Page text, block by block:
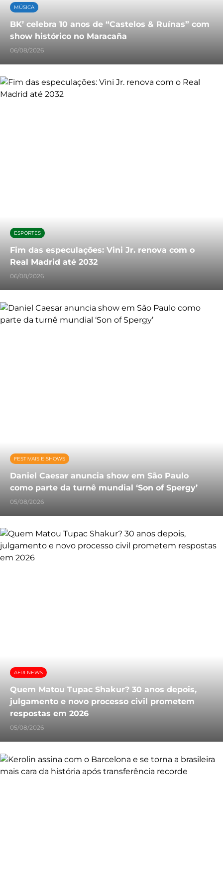
MÚSICA
BK’ celebra 10 anos de “Castelos & Ruínas” com
show histórico no Maracaña
06/08/2026
ESPORTES
Fim das especulações: Vini Jr. renova com o
Real Madrid até 2032
06/08/2026
FESTIVAIS E SHOWS
Daniel Caesar anuncia show em São Paulo
como parte da turnê mundial ‘Son of Spergy’
05/08/2026
AFRI NEWS
Quem Matou Tupac Shakur? 30 anos depois,
julgamento e novo processo civil prometem
respostas em 2026
05/08/2026